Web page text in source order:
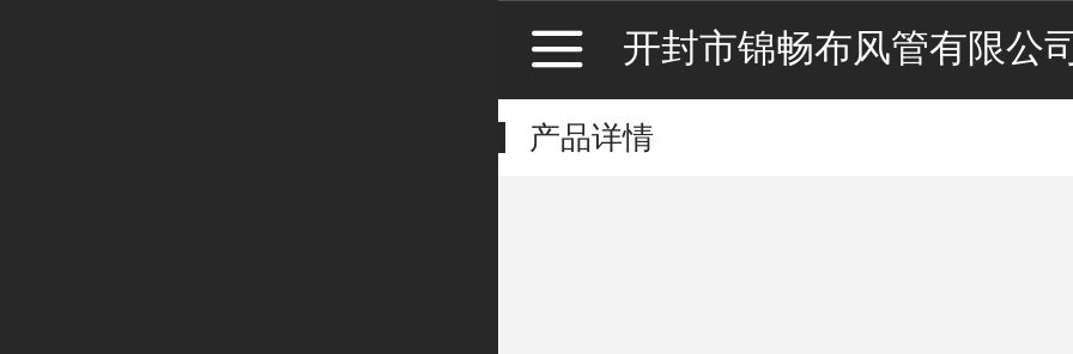
开封市锦畅布风管有限公
产品详情